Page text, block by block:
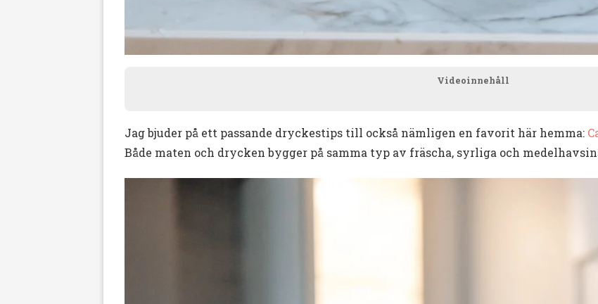
Videoinnehåll
Jag bjuder på ett passande dryckestips till också nämligen en favorit här hemma:
Både maten och drycken bygger på samma typ av fräscha, syrliga och